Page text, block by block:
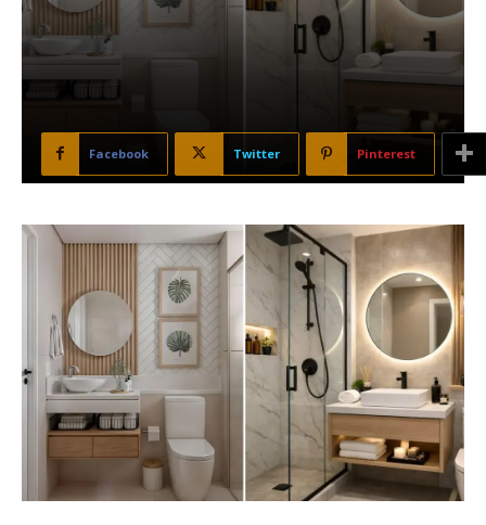
Facebook Twitter Pinterest